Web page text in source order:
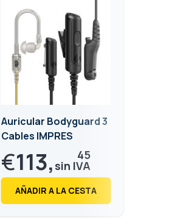
Auricular Bodyguard 3
Cables IMPRES
Premium | Motorola
PMLN8343A
€113, 45
€ 137,
AÑADIR A LA CESTA